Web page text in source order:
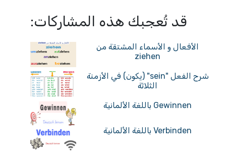
قد تُعجبك هذه المشاركات:
الأفعال و الأسماء المشتقة من
ziehen
شرح الفعل "sein" (يكون) في الأزمنة
الثلاثة
Gewinnen باللغة الألمانية
Verbinden باللغة الألمانية